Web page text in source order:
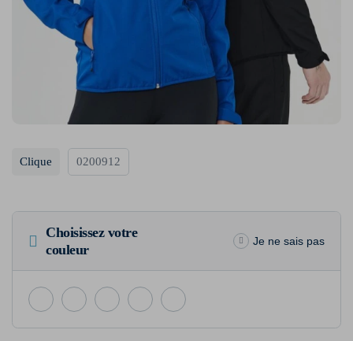
Clique 0200912
Choisissez votre
couleur
Je ne sais pas